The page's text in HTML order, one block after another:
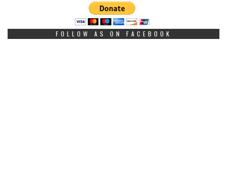
FOLLOW AS ON FACEBOOK